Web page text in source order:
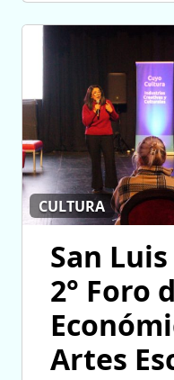
CULTURA
San
2° Foro
Artes